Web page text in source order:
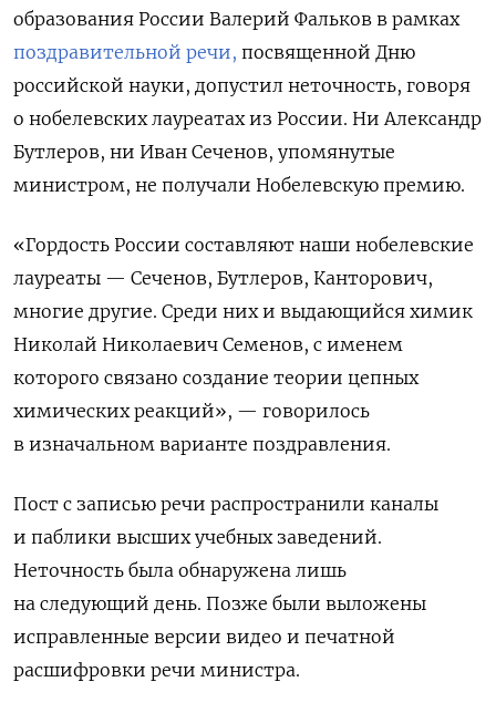
образования России Валерий Фальков в рамках
поздравительной речи, посвященной Дню
российской науки, допустил неточность, говоря
о нобелевских лауреатах из России. Ни Александр
Бутлеров, ни Иван Сеченов, упомянутые
министром, не получали Нобелевскую премию.
«Гордость России составляют наши нобелевские
лауреаты — Сеченов, Бутлеров, Канторович,
многие другие. Среди них и выдающийся химик
Николай Николаевич Семенов, с именем
которого связано создание теории цепных
химических реакций», — говорилось
в изначальном варианте поздравления.
Пост с записью речи распространили каналы
и паблики высших учебных заведений.
Неточность была обнаружена лишь
на следующий день. Позже были выложены
исправленные версии видео и печатной
расшифровки речи министра.